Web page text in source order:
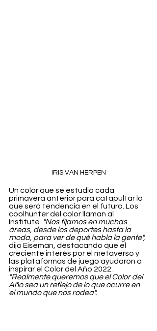
IRIS VAN HERPEN
Un color que se estudia cada
primavera anterior para catapultar lo
que será tendencia en el futuro. Los
coolhunter del color llaman al
Institute.
"Nos fijamos en muchas
áreas, desde los deportes hasta la
moda, para ver de qué habla la gente",
dijo Eiseman, destacando que el
creciente interés por el metaverso y
las plataformas de juego ayudaron a
inspirar el Color del Año 2022.
"Realmente queremos que el Color del
Año sea un reflejo de lo que ocurre en
el mundo que nos rodea".